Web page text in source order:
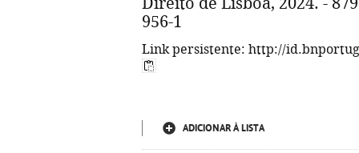
956-1
Link persistente: http://
ADICIONAR À LISTA